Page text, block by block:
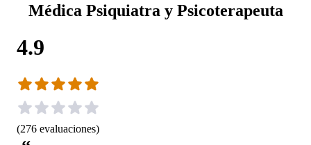
Médica Psiquiatra y Psicoterapeuta
4.9
(276 evaluaciones)